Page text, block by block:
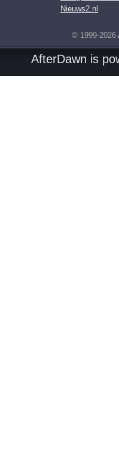
Nieuws2.nl
© 1999-2026
AfterDawn is